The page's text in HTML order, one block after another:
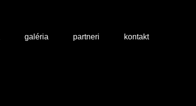
galéria partneri kontakt